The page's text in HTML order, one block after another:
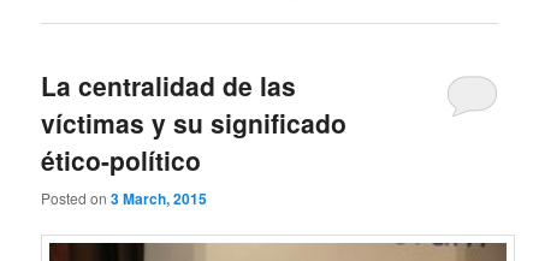
La centralidad de las
víctimas y su significado
ético-político
Posted on3 March, 2015